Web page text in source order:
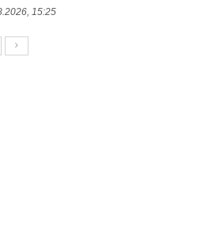
15:25